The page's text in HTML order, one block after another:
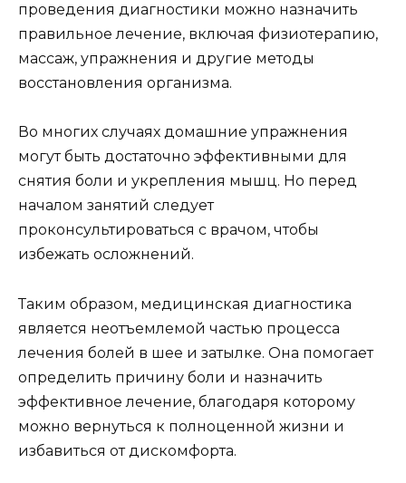
проведения диагностики можно назначить
правильное лечение, включая физиотерапию,
массаж, упражнения и другие методы
восстановления организма.
Во многих случаях домашние упражнения
могут быть достаточно эффективными для
снятия боли и укрепления мышц. Но перед
началом занятий следует
проконсультироваться с врачом, чтобы
избежать осложнений.
Таким образом, медицинская диагностика
является неотъемлемой частью процесса
лечения болей в шее и затылке. Она помогает
определить причину боли и назначить
эффективное лечение, благодаря которому
можно вернуться к полноценной жизни и
избавиться от дискомфорта.